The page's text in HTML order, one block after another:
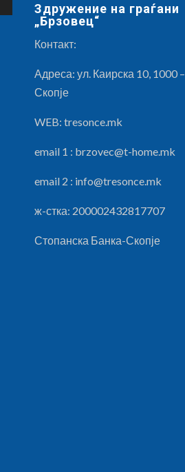
Здружение на граѓани
„Брзовец“
Контакт:
Адреса: ул. Каирска 10, 1000 –
Скопје
WEB: tresonce.mk
email 1 : brzovec@t-home.mk
email 2 : info@tresonce.mk
ж-стка: 200002432817707
Стопанска Банка-Скопје